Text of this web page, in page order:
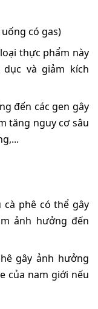
có gas)
thực phẩm này
và giảm kích
đến các gen gây
tăng nguy cơ sâu
cà phê có thể gây
ảnh hưởng đến
gây ảnh hưởng
của nam giới nếu